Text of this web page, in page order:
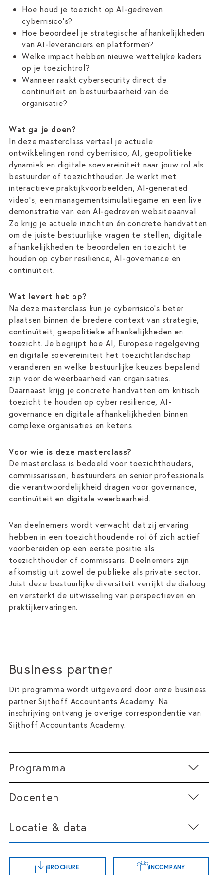
Hoe houd je toezicht op AI-gedreven
cyberrisico’s?
Hoe beoordeel je strategische afhankelijkheden
van AI-leveranciers en platformen?
Welke impact hebben nieuwe wettelijke kaders
op je toezichtrol?
Wanneer raakt cybersecurity direct de
continuïteit en bestuurbaarheid van de
organisatie?
Wat ga je doen?
In deze masterclass vertaal je actuele
ontwikkelingen rond cyberrisico, AI, geopolitieke
dynamiek en digitale soevereiniteit naar jouw rol als
bestuurder of toezichthouder. Je werkt met
interactieve praktijkvoorbeelden, AI-generated
video’s, een managementsimulatiegame en een live
demonstratie van een AI-gedreven websiteaanval.
Zo krijg je actuele inzichten én concrete handvatten
om de juiste bestuurlijke vragen te stellen, digitale
afhankelijkheden te beoordelen en toezicht te
houden op cyber resilience, AI-governance en
continuïteit.
Wat levert het op?
Na deze masterclass kun je cyberrisico’s beter
plaatsen binnen de bredere context van strategie,
continuïteit, geopolitieke afhankelijkheden en
toezicht. Je begrijpt hoe AI, Europese regelgeving
en digitale soevereiniteit het toezichtlandschap
veranderen en welke bestuurlijke keuzes bepalend
zijn voor de weerbaarheid van organisaties.
Daarnaast krijg je concrete handvatten om kritisch
toezicht te houden op cyber resilience, AI-
governance en digitale afhankelijkheden binnen
complexe organisaties en ketens.
Voor wie is deze masterclass?
De masterclass is bedoeld voor toezichthouders,
commissarissen, bestuurders en senior professionals
die verantwoordelijkheid dragen voor governance,
continuïteit en digitale weerbaarheid.
Van deelnemers wordt verwacht dat zij ervaring
hebben in een toezichthoudende rol óf zich actief
voorbereiden op een eerste positie als
toezichthouder of commissaris. Deelnemers zijn
afkomstig uit zowel de publieke als private sector.
Juist deze bestuurlijke diversiteit verrijkt de dialoog
en versterkt de uitwisseling van perspectieven en
praktijkervaringen.
Business partner
Dit programma wordt uitgevoerd door onze business
partner Sijthoff Accountants Academy. Na
inschrijving ontvang je overige correspondentie van
Sijthoff Accountants Academy.
Programma
In één intensieve dag behandelen we onder meer:
actuele ontwikkelingen rond cyber risk
governance, NIS2, de Cyberbeveiligingswet en
digitale weerbaarheid
de impact van AI op cyberdreigingen,
besluitvorming en toezicht
Docenten
Locatie & data
BROCHURE INCOMPANY